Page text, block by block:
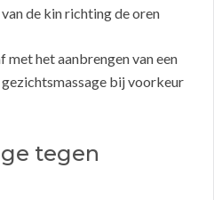
de kin richting de oren
met het aanbrengen van een
bij voorkeur
tegen